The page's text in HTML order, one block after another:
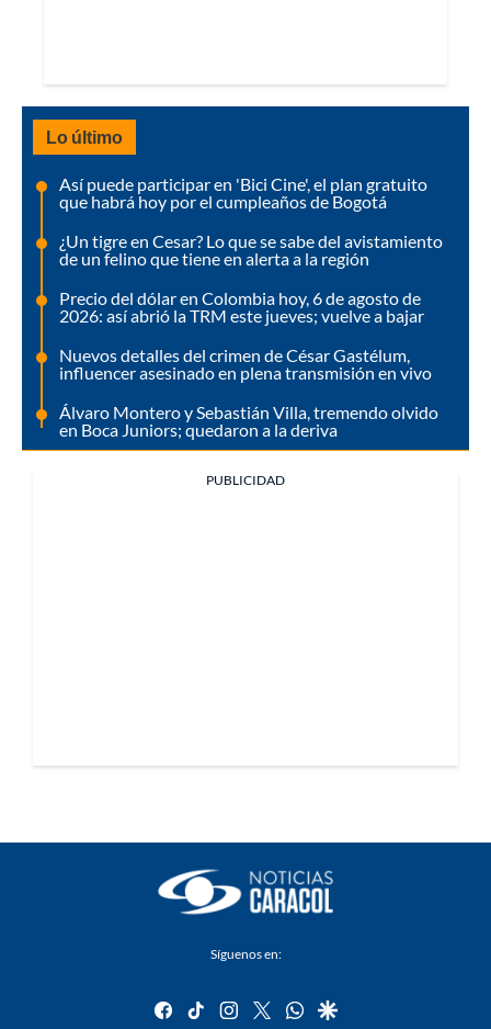
Lo último
Así puede participar en 'Bici Cine', el plan gratuito
que habrá hoy por el cumpleaños de Bogotá
¿Un tigre en Cesar? Lo que se sabe del avistamiento
de un felino que tiene en alerta a la región
Precio del dólar en Colombia hoy, 6 de agosto de
2026: así abrió la TRM este jueves; vuelve a bajar
Nuevos detalles del crimen de César Gastélum,
influencer asesinado en plena transmisión en vivo
Álvaro Montero y Sebastián Villa, tremendo olvido
en Boca Juniors; quedaron a la deriva
PUBLICIDAD
Síguenos en:
facebook
tiktok instagram
twitterwhatsapp
google